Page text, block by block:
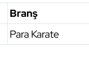
Branş
Para Karate